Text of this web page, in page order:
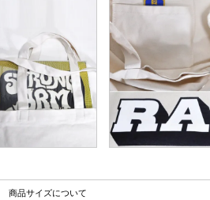
商品サイズについて